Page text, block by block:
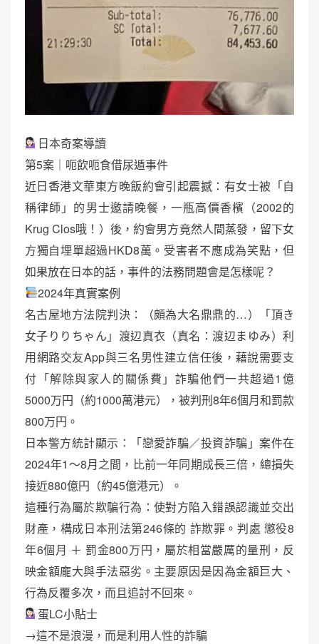
日本奇案導讀
第5案｜呃飲呃食借尿遁事件
近日香港文華東方晚飯約會引起震撼：有女士被「自
稱律師」的男士邀請晚餐，一瓶高價香檳（2002的
Krug Clos哦！）後，約會男方竟然人間蒸發，留下女
方獨自埋單超過HKD8萬。受害者不應成為笑點，但
如果放在日本的話，事件的法務問題會是怎樣呢？
2024年真實案例
名古屋地方法院判決：（頗為大名鼎鼎的…）「頂き
女子りりちゃん」渡辺真衣（真名：渡辺まゆみ）利
用網路交友App與三名男性建立信任後，藉說需要支
付「解除與家人的關係費」詐騙他們一共超過1億
5000万円（約1000萬港元），被判刑8年6個月和罰款
800万円。
日本警方統計顯示：「戀愛詐騙／投資詐騙」案件在
2024年1～8月之間，比前一年同期成長三倍，總損失
接近880億円（約45億港元）。
這種行為屬於欺騙行為：使對方陷入錯誤認識並交出
財產，構成日本刑法第246條的 詐欺罪。判處 懲役8
年6個月 ＋ 罰金800万円，屬於相當嚴厲的量刑，反
映金額龐大與手法惡劣。主要原因是因為金額巨大、
行為反覆多次，而且追討不回來。
蛋LC小貼士
→這不是浪漫，而是利用人性的詐騙